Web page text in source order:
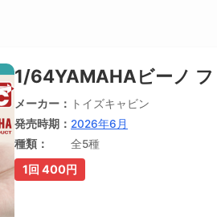
1/64YAMAHAビーノ
メーカー
トイズキャビン
発売時期
2026年6月
種類
全5種
1回 400円